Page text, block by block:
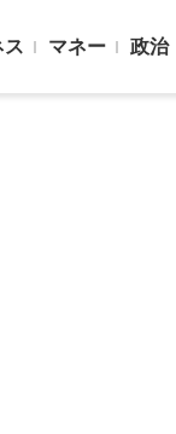
ス マネー 政治